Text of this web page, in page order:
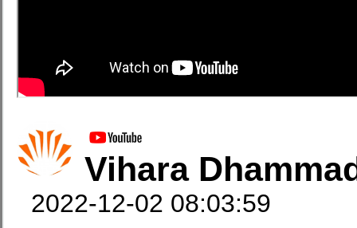
Vihara
2022-12-02 08:03:59